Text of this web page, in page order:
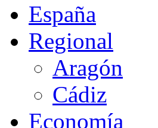
España
Regional
Aragón
Cádiz
Economía